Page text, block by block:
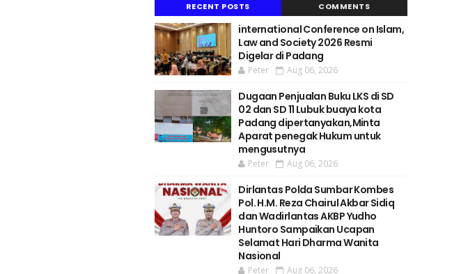
RECENT POSTS COMMENTS
international Conference on Islam,
Law and Society 2026 Resmi
Digelar di Padang
Peter Aug 06, 2026
Dugaan Penjualan Buku LKS di SD
02 dan SD 11 Lubuk buaya kota
Padang dipertanyakan,Minta
Aparat penegak Hukum untuk
mengusutnya
Peter Aug 06, 2026
Dirlantas Polda Sumbar Kombes
Pol. H.M. Reza Chairul Akbar Sidiq
dan Wadirlantas AKBP Yudho
Huntoro Sampaikan Ucapan
Selamat Hari Dharma Wanita
Nasional
Peter Aug 06, 2026